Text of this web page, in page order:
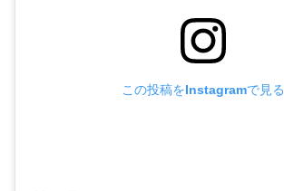
この投稿をInstagramで見る